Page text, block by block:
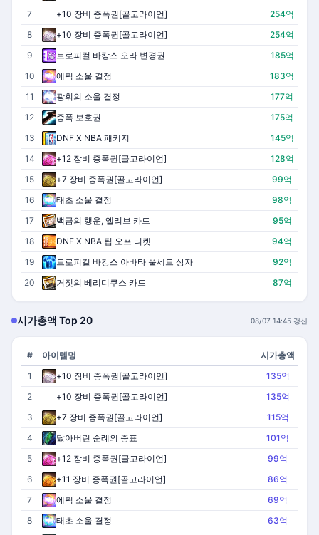
7 +10 장비 증폭권[골고라이언]
254억
8
+10 장비 증폭권[골고라이언]
254억
9
트로피컬 바캉스 오라 변경권
185억
10
에픽 소울 결정
183억
11
광휘의 소울 결정
177억
12
증폭 보호권
175억
13
DNF X NBA 패키지
145억
14
+12 장비 증폭권[골고라이언]
128억
15
+7 장비 증폭권[골고라이언]
99억
16
태초 소울 결정
98억
17
백금의 행운, 엘리브 카드
95억
18
DNF X NBA 팁 오프 티켓
94억
19
트로피컬 바캉스 아바타 풀세트 상자
92억
20
거짓의 베리디쿠스 카드 87억
시가총액 Top 20 08/07 14:45 갱신
# 아이템명
시가총액
1
+10 장비 증폭권[골고라이언]
135억
2
+10 장비 증폭권[골고라이언]
135억
3
+7 장비 증폭권[골고라이언]
115억
4
닳아버린 순례의 증표
101억
5
+12 장비 증폭권[골고라이언]
99억
6
+11 장비 증폭권[골고라이언]
86억
7
에픽 소울 결정
69억
8
태초 소울 결정
63억